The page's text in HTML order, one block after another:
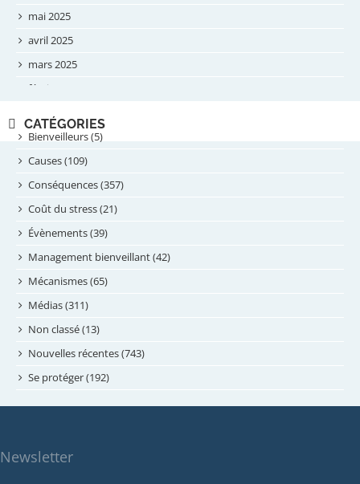
mai 2025
avril 2025
mars 2025
février 2025
septembre 2024
août 2024
juillet 2024
juin 2024
mai 2024
avril 2024
février 2024
janvier 2024
novembre 2023
octobre 2023
septembre 2023
mars 2023
CATÉGORIES
Bienveilleurs (5)
Causes (109)
Conséquences (357)
Coût du stress (21)
Évènements (39)
Management bienveillant (42)
Mécanismes (65)
Médias (311)
Non classé (13)
Nouvelles récentes (743)
Se protéger (192)
Newsletter